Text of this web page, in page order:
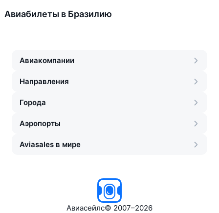
Авиабилеты в Бразилию
Авиакомпании
Направления
Города
Аэропорты
Aviasales в мире
Авиасейлс© 2007–2026